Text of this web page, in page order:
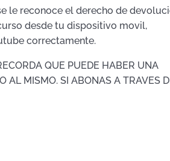
le reconoce el derecho de
desde tu dispositivo movil,
correctamente.
QUE PUEDE HABER UNA
AL MISMO. SI ABONAS A TRAVES